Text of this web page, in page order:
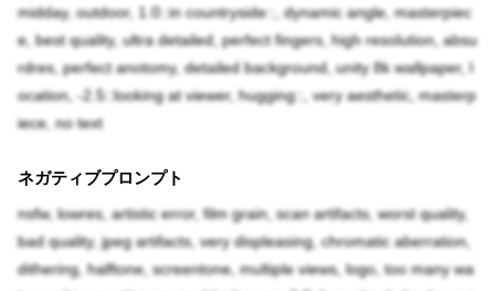
midday, outdoor, 1.0::in countryside::, dynamic angle, masterpiec
e, best quality, ultra detailed, perfect fingers, high resolution, absu
rdres, perfect anotomy, detailed background, unity 8k wallpaper, l
ocation, -2.5::looking at viewer, hugging::, very aesthetic, masterp
iece, no text
ネガティブプロンプト
nsfw, lowres, artistic error, film grain, scan artifacts, worst quality,
bad quality, jpeg artifacts, very displeasing, chromatic aberration,
dithering, halftone, screentone, multiple views, logo, too many wa